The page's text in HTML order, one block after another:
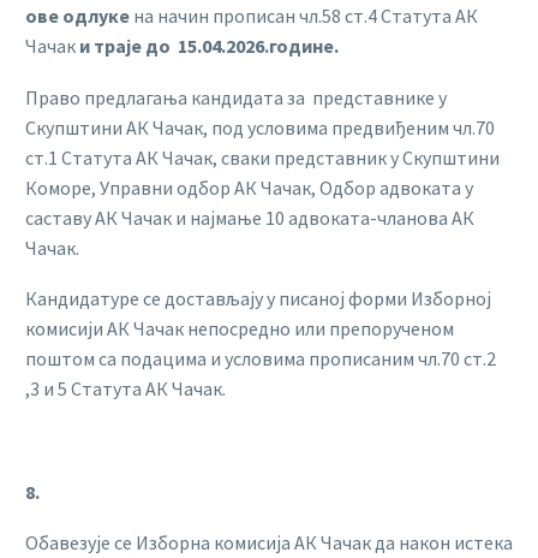
ове одлуке на начин прописан чл.58 ст.4 Статута АК
Чачак и траје до 15.04.2026.године.
Право предлагања кандидата за представнике у
Скупштини АК Чачак, под условима предвиђеним чл.70
ст.1 Статута АК Чачак, сваки представник у Скупштини
Коморе, Управни одбор АК Чачак, Одбор адвоката у
саставу АК Чачак и најмање 10 адвоката-чланова АК
Чачак.
Кандидатуре се достављају у писаној форми Изборној
комисији АК Чачак непосредно или препорученом
поштом са подацима и условима прописаним чл.70 ст.2
,3 и 5 Статута АК Чачак.
8.
Обавезује се Изборна комисија АК Чачак да након истека